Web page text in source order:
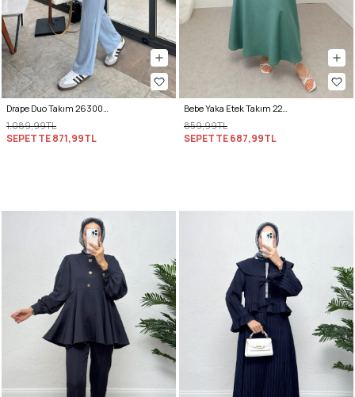
Drape Duo Takım 263006 - BEBE MAVİSİ
1.089,99TL
SEPETTE871,99TL
Bebe Yaka Etek Takım 2255 - MİNT YEŞİLİ
859,99TL
SEPETTE687,99TL